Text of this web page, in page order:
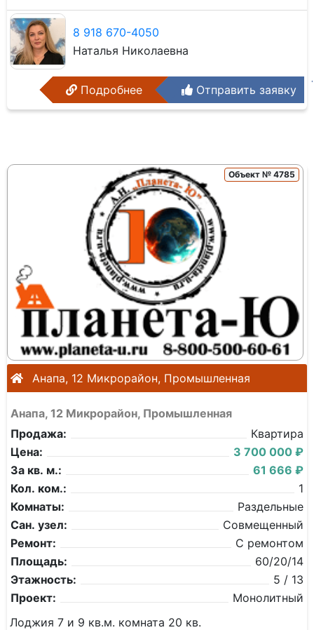
8 918 670-4050
Наталья Николаевна
Подробнее Отправить заявку
Объект № 4785
Анапа, 12 Микрорайон, Промышленная
Анапа, 12 Микрорайон, Промышленная
Продажа:
Квартира
Цена:
3 700 000 ₽
За кв. м.:
61 666 ₽
Кол. ком.:
1
Комнаты:
Раздельные
Сан. узел:
Совмещенный
Ремонт:
С ремонтом
Площадь:
60/20/14
Этажность:
5 / 13
Проект:
Монолитный
Лоджия 7 и 9 кв.м. комната 20 кв.